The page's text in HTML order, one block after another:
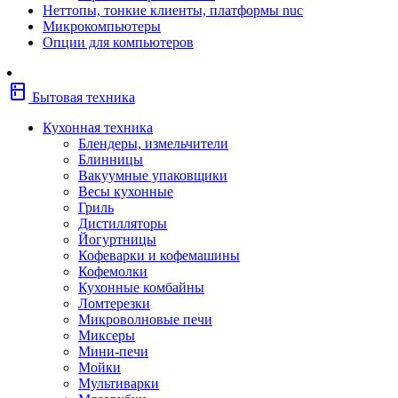
Фены
Щипцы
Электробритвы
Сушильные машины
Морозильные камеры
Плиты
Посудомоечные машины
Водонагреватели
Бойлеры
Встраиваемая техника
комбинированные
Духовые шкафы газовые
Неттопы, тонкие клиенты, платформы nuc
Микрокомпьютеры
Опции для компьютеров
kitchen Бытовая техника
Кухонная техника
Блендеры, измельчители
Блинницы
Вакуумные упаковщики
Весы кухонные
Гриль
Дистилляторы
Йогуртницы
Кофеварки и кофемашины
Кофемолки
Кухонные комбайны
Ломтерезки
Микроволновые печи
Миксеры
Мини-печи
Мойки
Мультиварки